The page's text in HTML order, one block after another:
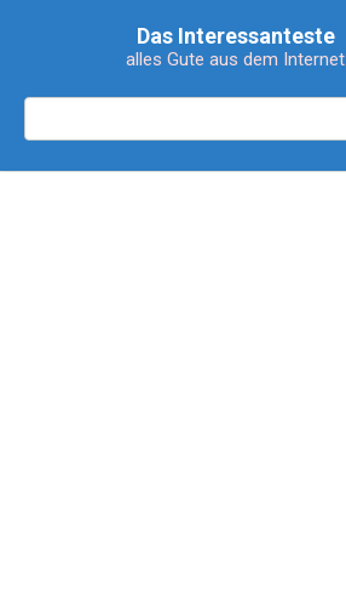
Das Interessanteste
alles Gute aus dem Internet